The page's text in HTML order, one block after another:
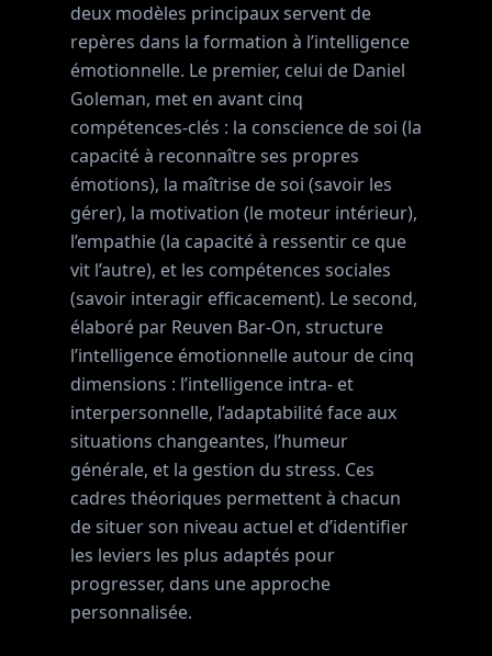
deux modèles principaux servent de
repères dans la formation à l’intelligence
émotionnelle. Le premier, celui de Daniel
Goleman, met en avant cinq
compétences-clés : la conscience de soi (la
capacité à reconnaître ses propres
émotions), la maîtrise de soi (savoir les
gérer), la motivation (le moteur intérieur),
l’empathie (la capacité à ressentir ce que
vit l’autre), et les compétences sociales
(savoir interagir efficacement). Le second,
élaboré par Reuven Bar-On, structure
l’intelligence émotionnelle autour de cinq
dimensions : l’intelligence intra- et
interpersonnelle, l’adaptabilité face aux
situations changeantes, l’humeur
générale, et la gestion du stress. Ces
cadres théoriques permettent à chacun
de situer son niveau actuel et d’identifier
les leviers les plus adaptés pour
progresser, dans une approche
personnalisée.